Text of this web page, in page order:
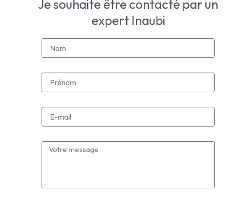
Je souhaite être contacté par un
expert Inaubi